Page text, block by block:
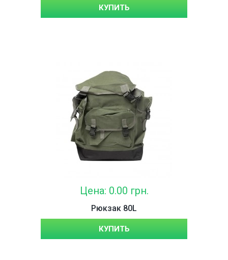
КУПИТЬ
Цена: 0.00 грн.
Рюкзак 80L
КУПИТЬ